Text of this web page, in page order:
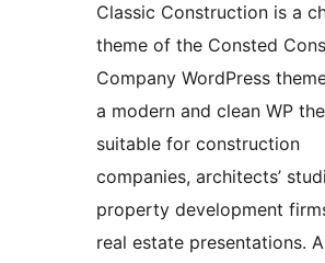
Classic Construction is a
theme of the Consted
Company WordPress
a modern and clean WP
suitable for construction
companies, architects’
property development
real estate presentations.